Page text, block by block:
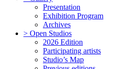
Presentation
Exhibition Program
Archives
> Open Studios
2026 Edition
Participating artists
Studio’s Map